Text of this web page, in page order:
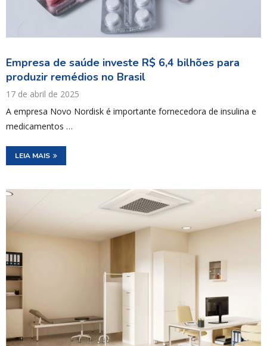
Empresa de saúde investe R$ 6,4 bilhões para
produzir remédios no Brasil
17 de abril de 2025
A empresa Novo Nordisk é importante fornecedora de insulina e
medicamentos …
LEIA MAIS